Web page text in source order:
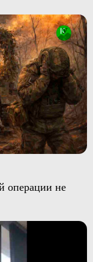
операции не